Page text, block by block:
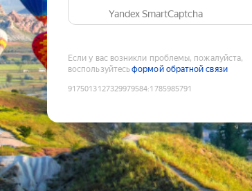
Yandex SmartCaptcha
Если у вас возникли проблемы, пожалуйста,
воспользуйтесьформой обратной связи
9175013127329979584:1785985791